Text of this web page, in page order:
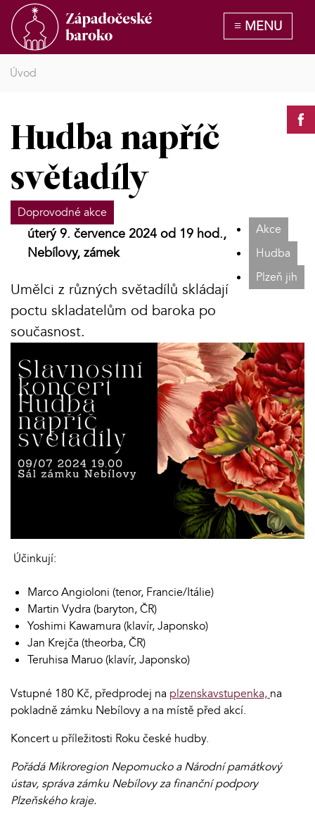
Úvod
Hudba napříč
světadíly
Doprovodné akce
Akce
Hudba
Plzeň jih
úterý 9. července 2024 od 19 hod.,
Nebílovy, zámek
Umělci z různých světadílů skládají
poctu skladatelům od baroka po
současnost.
Účinkují:
Marco Angioloni (tenor, Francie/Itálie)
Martin Vydra (baryton, ČR)
Yoshimi Kawamura (klavír, Japonsko)
Jan Krejča (theorba, ČR)
Teruhisa Maruo (klavír, Japonsko)
Vstupné 180 Kč, předprodej na plzenskavstupenka, na
pokladně zámku Nebílovy a na místě před akcí.
Koncert u příležitosti Roku české hudby.
Pořádá Mikroregion Nepomucko a Národní památkový
ústav, správa zámku Nebílovy za finanční podpory
Plzeňského kraje.